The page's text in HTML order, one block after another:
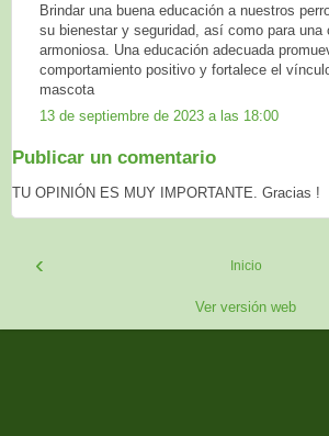
Brindar una buena educación a nuestros
su bienestar y seguridad, así como para una
armoniosa. Una educación adecuada
comportamiento positivo y fortalece el
mascota
13 de septiembre de 2023 a las 18:00
Publicar un comentario
TU OPINIÓN ES MUY IMPORTANTE. Gracias !
‹ Inicio
Ver versión web